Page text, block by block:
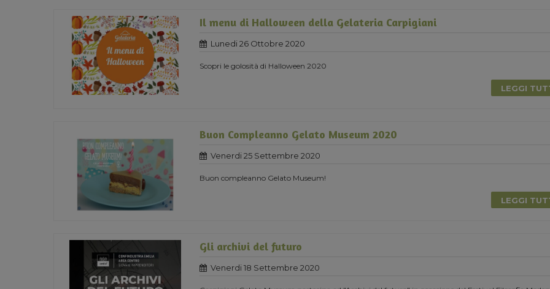
Il menu di Halloween della Gelateria Carpigiani
Lunedi 26 Ottobre 2020
Scopri le golosità di Halloween 2020
LEGGI
Buon Compleanno Gelato Museum 2020
Venerdi 25 Settembre 2020
Buon compleanno Gelato Museum!
LEGGI
Gli archivi del futuro
Venerdi 18 Settembre 2020